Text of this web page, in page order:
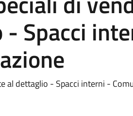
Spacci
al dettaglio - Spacci interni -